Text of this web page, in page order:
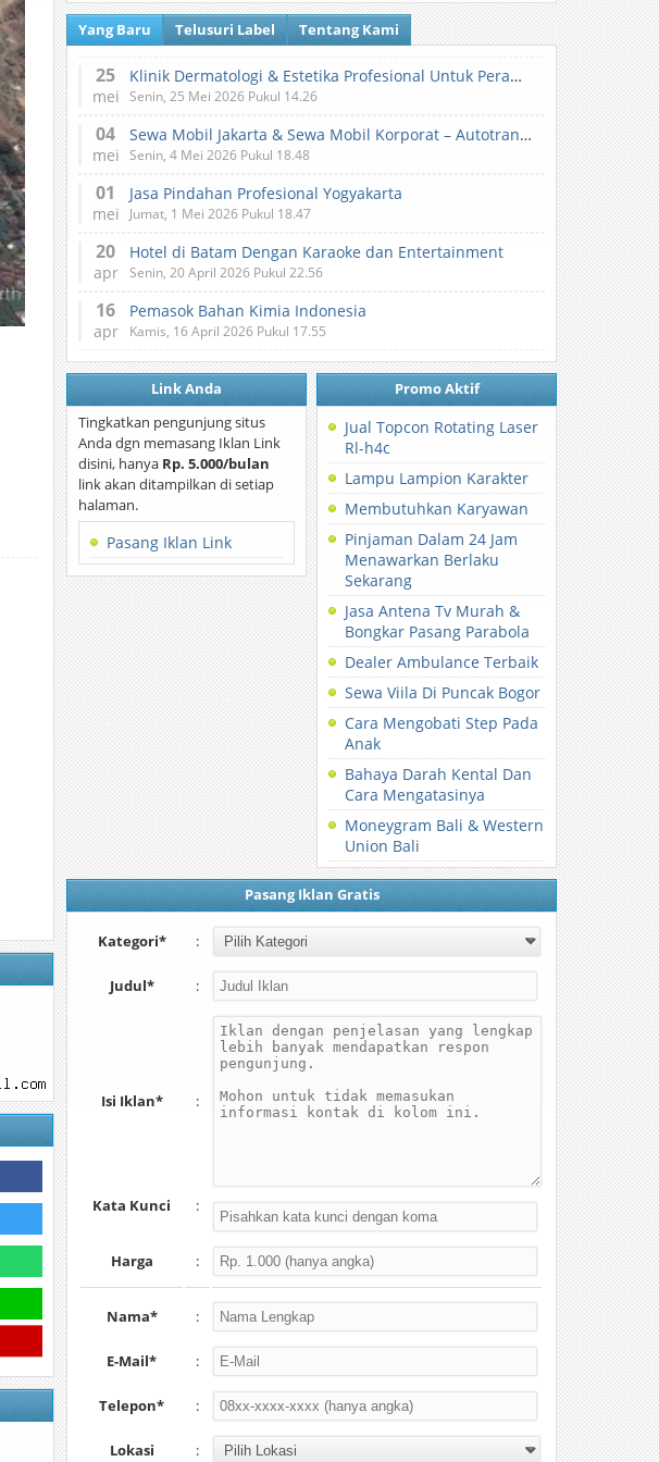
Yang Baru Telusuri Label Tentang Kami
25
mei
Klinik Dermatologi & Estetika Profesional Untuk Perawatan Kulit dan Kecantikan
Senin, 25 Mei 2026 Pukul 14.26
04
mei
Sewa Mobil Jakarta & Sewa Mobil Korporat – Autotranz Indonesia
Senin, 4 Mei 2026 Pukul 18.48
01
mei
Jasa Pindahan Profesional Yogyakarta
Jumat, 1 Mei 2026 Pukul 18.47
20
apr
Hotel di Batam Dengan Karaoke dan Entertainment
Senin, 20 April 2026 Pukul 22.56
16
apr
Pemasok Bahan Kimia Indonesia
Kamis, 16 April 2026 Pukul 17.55
Link Anda
Tingkatkan pengunjung situs
Anda dgn memasang Iklan Link
disini, hanya Rp. 5.000/bulan
link akan ditampilkan di setiap
halaman.
Pasang Iklan Link
Promo Aktif
Jual Topcon Rotating Laser
Rl-h4c
Lampu Lampion Karakter
Membutuhkan Karyawan
Pinjaman Dalam 24 Jam
Menawarkan Berlaku
Sekarang
Jasa Antena Tv Murah &
Bongkar Pasang Parabola
Dealer Ambulance Terbaik
Sewa Viila Di Puncak Bogor
Cara Mengobati Step Pada
Anak
Bahaya Darah Kental Dan
Cara Mengatasinya
Moneygram Bali & Western
Union Bali
Pasang Iklan Gratis
Kategori* :
Judul* :
Isi Iklan* :
Kata Kunci :
Harga :
Nama* :
E-Mail* :
Telepon* :
Lokasi :